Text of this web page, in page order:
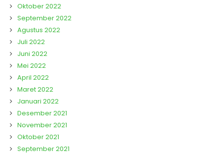
Oktober 2022
September 2022
Agustus 2022
Juli 2022
Juni 2022
Mei 2022
April 2022
Maret 2022
Januari 2022
Desember 2021
November 2021
Oktober 2021
September 2021